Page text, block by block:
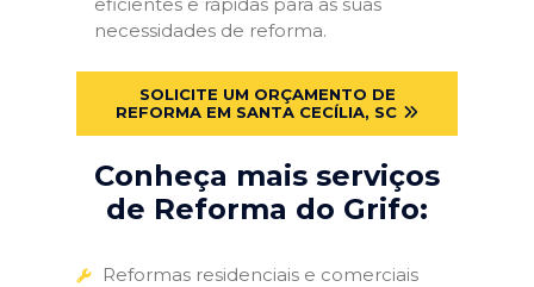
necessidades de reforma.
SOLICITE UM ORÇAMENTO DE
REFORMA EM SANTA CECÍLIA, SC
Conheça mais serviços
de Reforma do Grifo:
Reformas residenciais e comerciais